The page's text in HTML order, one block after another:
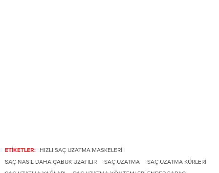
ETİKETLER:
HIZLI SAÇ UZATMA MASKELERI
SAÇ NASIL DAHA ÇABUK UZATILIR
SAÇ UZATMA
SAÇ UZATMA KÜRLERI